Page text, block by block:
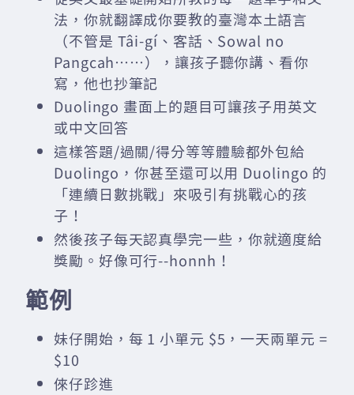
法，你就翻譯成你要教的臺灣本土語言
（不管是 Tâi-gí、客話、Sowal no
Pangcah……），讓孩子聽你講、看你
寫，他也抄筆記
Duolingo 畫面上的題目可讓孩子用英文
或中文回答
這樣答題/過關/得分等等體驗都外包給
Duolingo，你甚至還可以用 Duolingo 的
「連續日數挑戰」來吸引有挑戰心的孩
子！
然後孩子每天認真學完一些，你就適度給
獎勵。好像可行--honnh！
範例
妹仔開始，每 1 小單元 $5，一天兩單元 =
$10
倈仔跈進